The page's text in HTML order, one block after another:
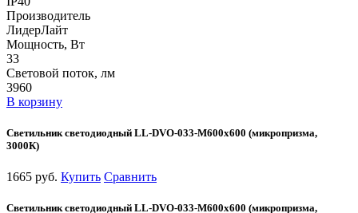
Производитель
ЛидерЛайт
Мощность, Вт
33
Световой поток, лм
3960
В корзину
Светильник светодиодный LL-DVO-033-M600x600 (микропризма,
3000К)
1665 руб. Купить Сравнить
Светильник светодиодный LL-DVO-033-M600x600 (микропризма,